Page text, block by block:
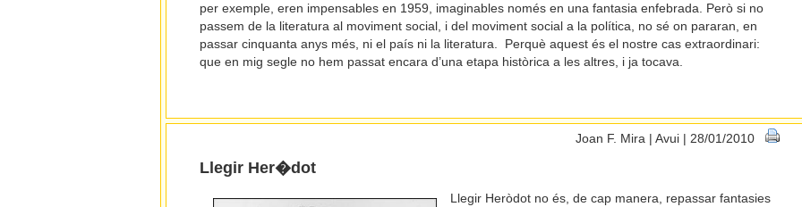
per exemple, eren impensables en 1959, imaginables només en una fantasia enfebrada. Però si no
passem de la literatura al moviment social, i del moviment social a la política, no sé on pararan, en
passar cinquanta anys més, ni el país ni la literatura. Perquè aquest és el nostre cas extraordinari:
que en mig segle no hem passat encara d’una etapa històrica a les altres, i ja tocava.
Joan F. Mira | Avui | 28/01/2010
Llegir Her�dot
Llegir Heròdot no és, de cap manera, repassar fantasies